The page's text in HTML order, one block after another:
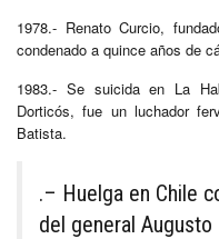
1978.- Renato Curcio,
condenado a quince años de
1983.- Se suicida en La
Dorticós, fue un luchador
Batista.
.– Huelga en Chile
del general Augusto